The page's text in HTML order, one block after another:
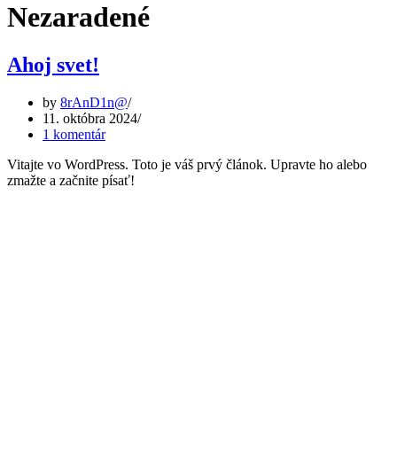
Nezaradené
Ahoj svet!
by 8rAnD1n@
11. októbra 2024
1 komentár
Vitajte vo WordPress. Toto je váš prvý článok. Upravte ho alebo
zmažte a začnite písať!